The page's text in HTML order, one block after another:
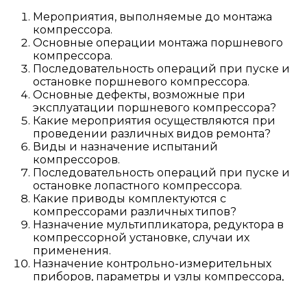
Мероприятия, выполняемые до монтажа
компрессора.
Основные операции монтажа поршневого
компрессора.
Последовательность операций при пуске и
остановке поршневого компрессора.
Основные дефекты, возможные при
эксплуатации поршневого компрессора?
Какие мероприятия осуществляются при
проведении различных видов ремонта?
Виды и назначение испытаний
компрессоров.
Последовательность операций при пуске и
остановке лопастного компрессора.
Какие приводы комплектуются с
компрессорами различных типов?
Назначение мультипликатора, редуктора в
компрессорной установке, случаи их
применения.
Назначение контрольно-измерительных
приборов, параметры и узлы компрессора,